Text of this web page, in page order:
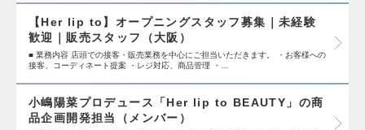
【Her lip to】オープニングスタッフ募集｜未経験
歓迎｜販売スタッフ（大阪）
■ 業務内容 店頭での接客・販売業務を中心にご担当いただきます。 ・お客様への
接客、コーディネート提案 ・レジ対応、商品管理 ・…
小嶋陽菜プロデュース「Her lip to BEAUTY」の商
品企画開発担当（メンバー）